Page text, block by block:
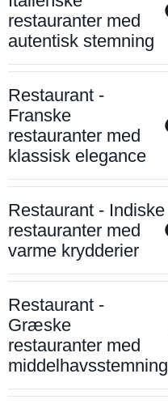
restauranter med
autentisk stemning
Restaurant -
Franske
restauranter med
klassisk elegance
Restaurant - Indiske
restauranter med
varme krydderier
Restaurant -
Græske
restauranter med
middelhavsstemning